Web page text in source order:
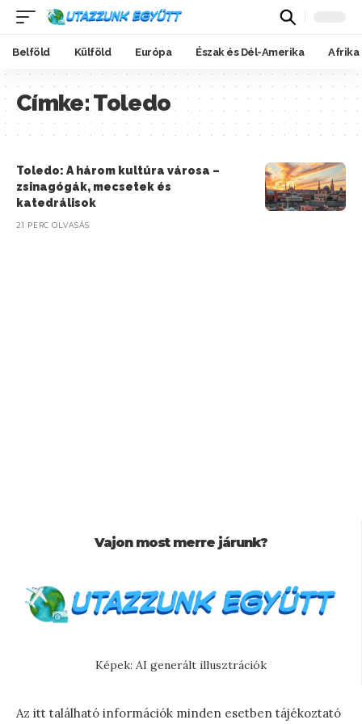
Belföld Külföld Európa Észak és Dél-Amerika Afrika
Címke:Toledo
Toledo: A három kultúra városa –
zsinagógák, mecsetek és
katedrálisok
21 PERC OLVASÁS
Vajon most merre járunk?
Képek: AI generált illusztrációk
Az itt található információk minden esetben tájékoztató